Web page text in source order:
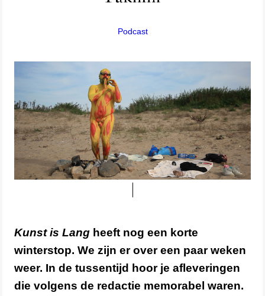
Podcast
Kunst is Lang heeft nog een korte
winterstop. We zijn er over een paar weken
weer. In de tussentijd hoor je afleveringen
die volgens de redactie memorabel waren.